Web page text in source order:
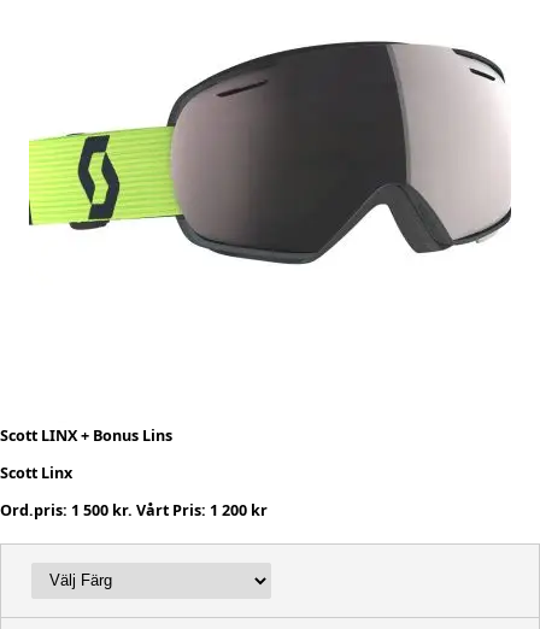
Scott LINX + Bonus Lins
Scott Linx
Ord.pris: 1 500 kr. Vårt Pris: 1 200 kr